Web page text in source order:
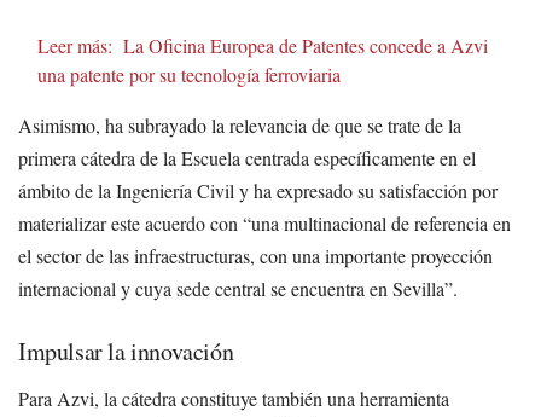
Leer más: La Oficina Europea de Patentes concede a Azvi
una patente por su tecnología ferroviaria
Asimismo, ha subrayado la relevancia de que se trate de la
primera cátedra de la Escuela centrada específicamente en el
ámbito de la Ingeniería Civil y ha expresado su satisfacción por
materializar este acuerdo con “una multinacional de referencia en
el sector de las infraestructuras, con una importante proyección
internacional y cuya sede central se encuentra en Sevilla”.
Impulsar la innovación
Para Azvi, la cátedra constituye también una herramienta